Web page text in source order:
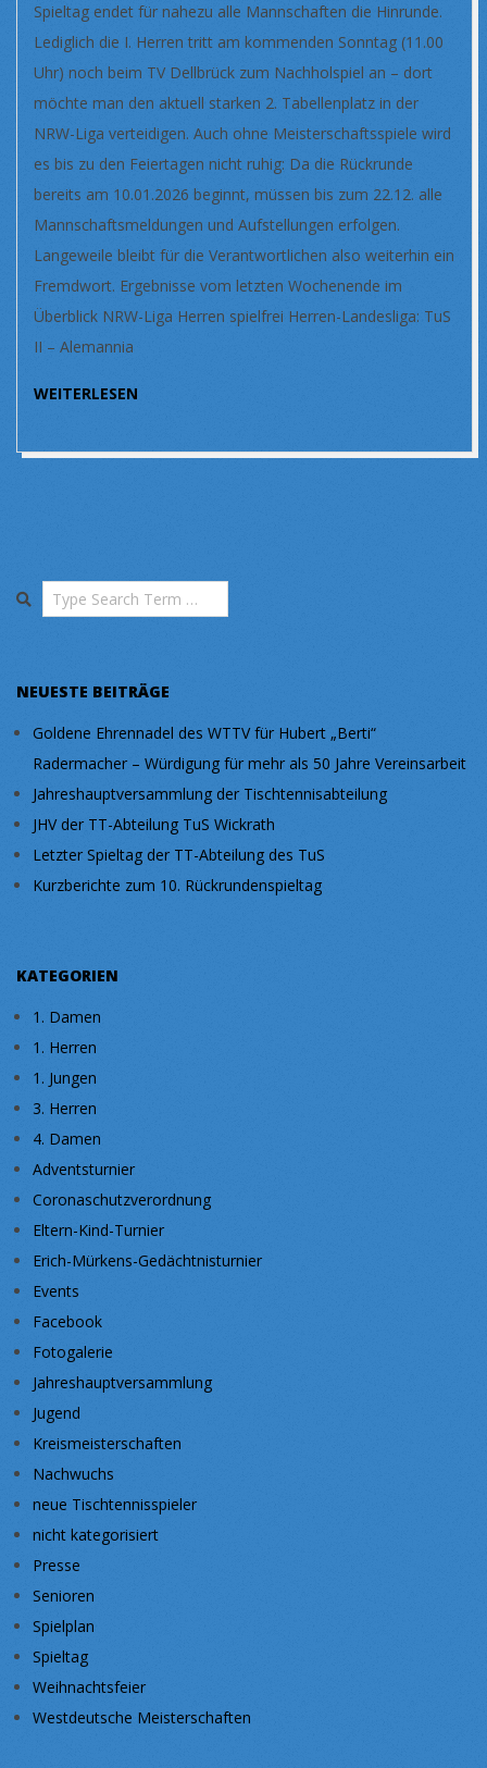
Spieltag endet für nahezu alle Mannschaften die Hinrunde.
Lediglich die I. Herren tritt am kommenden Sonntag (11.00
Uhr) noch beim TV Dellbrück zum Nachholspiel an – dort
möchte man den aktuell starken 2. Tabellenplatz in der
NRW-Liga verteidigen. Auch ohne Meisterschaftsspiele wird
es bis zu den Feiertagen nicht ruhig: Da die Rückrunde
bereits am 10.01.2026 beginnt, müssen bis zum 22.12. alle
Mannschaftsmeldungen und Aufstellungen erfolgen.
Langeweile bleibt für die Verantwortlichen also weiterhin ein
Fremdwort. Ergebnisse vom letzten Wochenende im
Überblick NRW-Liga Herren spielfrei Herren-Landesliga: TuS
II – Alemannia
WEITERLESEN
Search
NEUESTE BEITRÄGE
Goldene Ehrennadel des WTTV für Hubert „Berti“
Radermacher – Würdigung für mehr als 50 Jahre Vereinsarbeit
Jahreshauptversammlung der Tischtennisabteilung
JHV der TT-Abteilung TuS Wickrath
Letzter Spieltag der TT-Abteilung des TuS
Kurzberichte zum 10. Rückrundenspieltag
KATEGORIEN
1. Damen
1. Herren
1. Jungen
3. Herren
4. Damen
Adventsturnier
Coronaschutzverordnung
Eltern-Kind-Turnier
Erich-Mürkens-Gedächtnisturnier
Events
Facebook
Fotogalerie
Jahreshauptversammlung
Jugend
Kreismeisterschaften
Nachwuchs
neue Tischtennisspieler
nicht kategorisiert
Presse
Senioren
Spielplan
Spieltag
Weihnachtsfeier
Westdeutsche Meisterschaften